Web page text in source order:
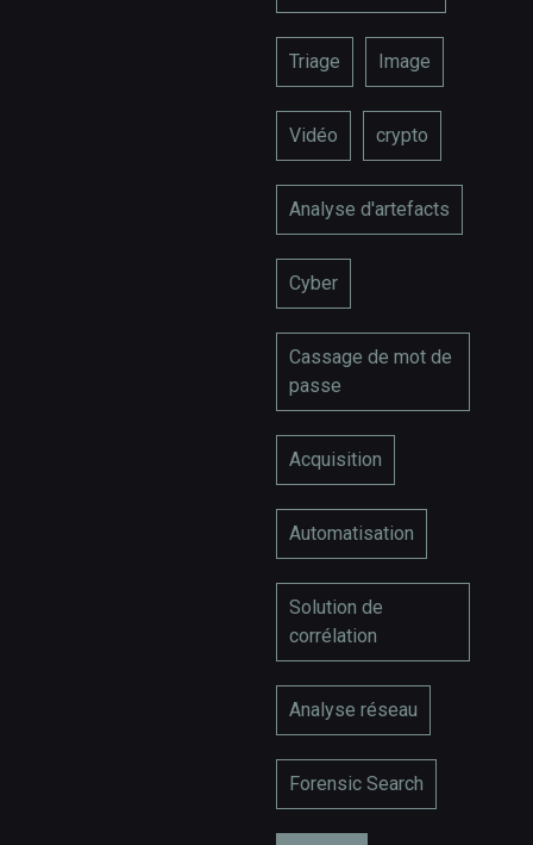
Triage Image
Vidéo crypto
Analyse d'artefacts
Cyber
Cassage de mot de
passe
Acquisition
Automatisation
Solution de
corrélation
Analyse réseau
Forensic Search